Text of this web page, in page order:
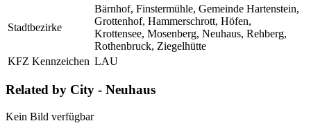
Stadtbezirke
Bärnhof, Finstermühle, Gemeinde Hartenstein,
Grottenhof, Hammerschrott, Höfen,
Krottensee, Mosenberg, Neuhaus, Rehberg,
Rothenbruck, Ziegelhütte
KFZ Kennzeichen LAU
Related by City - Neuhaus
Kein Bild verfügbar